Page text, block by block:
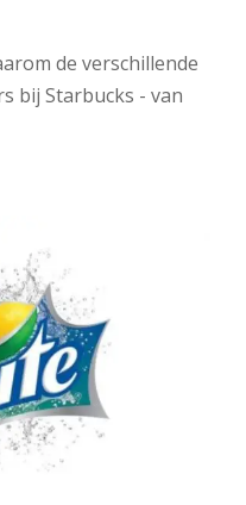
de verschillende
bij Starbucks - van